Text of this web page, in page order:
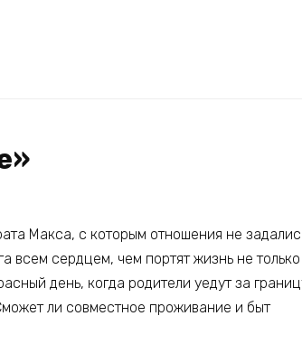
Макса, с которым отношения не
всем сердцем, чем портят жизнь не только
день, когда родители уедут за
ли совместное проживание и быт